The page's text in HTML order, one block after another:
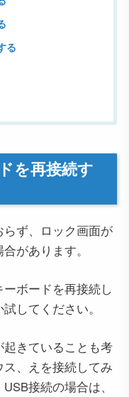
る
を再接続す
ず、ロック画面が
があります。
ボードを再接続し
してください。
きていることも考
、えを接続してみ
接続の場合は、